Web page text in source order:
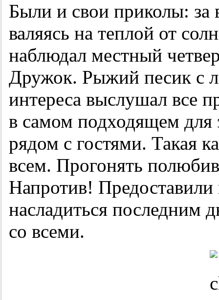
Были и свои приколы:
валяясь на теплой от
наблюдал местный
Дружок. Рыжий песик с
интереса выслушал все
в самом подходящем для
рядом с гостями. Такая
всем. Прогонять
Напротив! Предоставили
насладиться последним
со всеми.